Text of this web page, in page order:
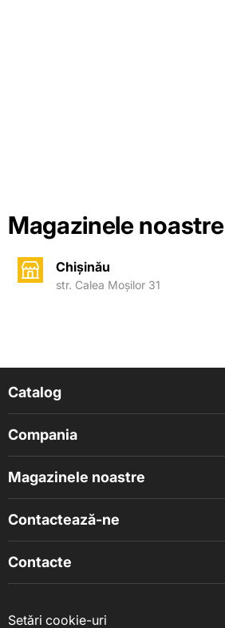
Magazinele noastre
Chișinău
str. Calea Moșilor 31
Catalog
Compania
Magazinele noastre
Contactează-ne
Contacte
Setări cookie-uri